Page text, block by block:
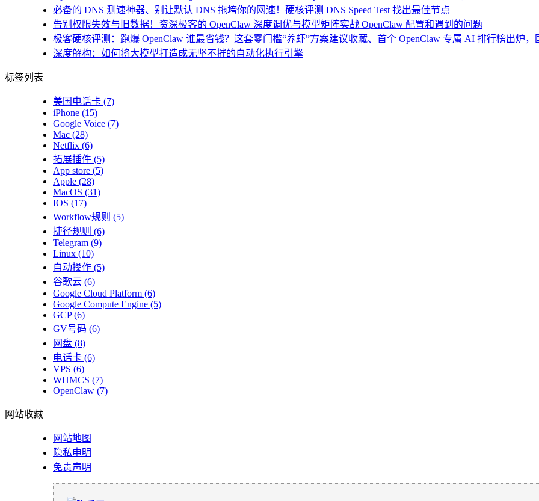
必备的 DNS 测速神器、别让默认 DNS 拖垮你的网速！硬核评测 DNS Speed Test 找出最佳节点
告别权限失效与旧数据！资深极客的 OpenClaw 深度调优与模型矩阵实战 OpenClaw 配置和遇到的问题
极客硬核评测：跑爆 OpenClaw 谁最省钱？这套零门槛“养虾”方案建议收藏、首个 OpenClaw 专属 AI 排行榜出炉
深度解构：如何将大模型打造成无坚不摧的自动化执行引擎
标签列表
美国电话卡 (7)
iPhone (15)
Google Voice (7)
Mac (28)
Netflix (6)
拓展插件 (5)
App store (5)
Apple (28)
MacOS (31)
IOS (17)
Workflow规则 (5)
捷径规则 (6)
Telegram (9)
Linux (10)
自动操作 (5)
谷歌云 (6)
Google Cloud Platform (6)
Google Compute Engine (5)
GCP(6)
GV号码 (6)
网盘 (8)
电话卡 (6)
VPS (6)
WHMCS (7)
OpenClaw (7)
网站收藏
网站地图
隐私申明
免责声明